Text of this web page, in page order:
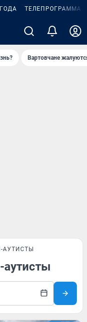
ТЕЛЕПРОГРАММА
Вартовчане
АУТИСТЫ
аутисты